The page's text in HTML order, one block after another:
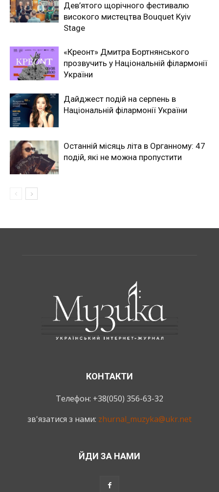
Дев’ятого щорічного фестивалю
високого мистецтва Bouquet Kyiv
Stage
«Креонт» Дмитра Бортнянського
прозвучить у Національній філармонії
України
Дайджест подій на серпень в
Національній філармонії України
Останній місяць літа в Органному: 47
подій, які не можна пропустити
КОНТАКТИ
Телефон: +38(050) 356-63-32
зв'язатися з нами: zhurnal_muzyka@ukr.net
ЙДИ ЗА НАМИ